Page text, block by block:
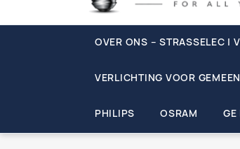
OVER ONS – STRASSELEC |
VERLICHTING VOOR
PHILIPS OSRAM GE